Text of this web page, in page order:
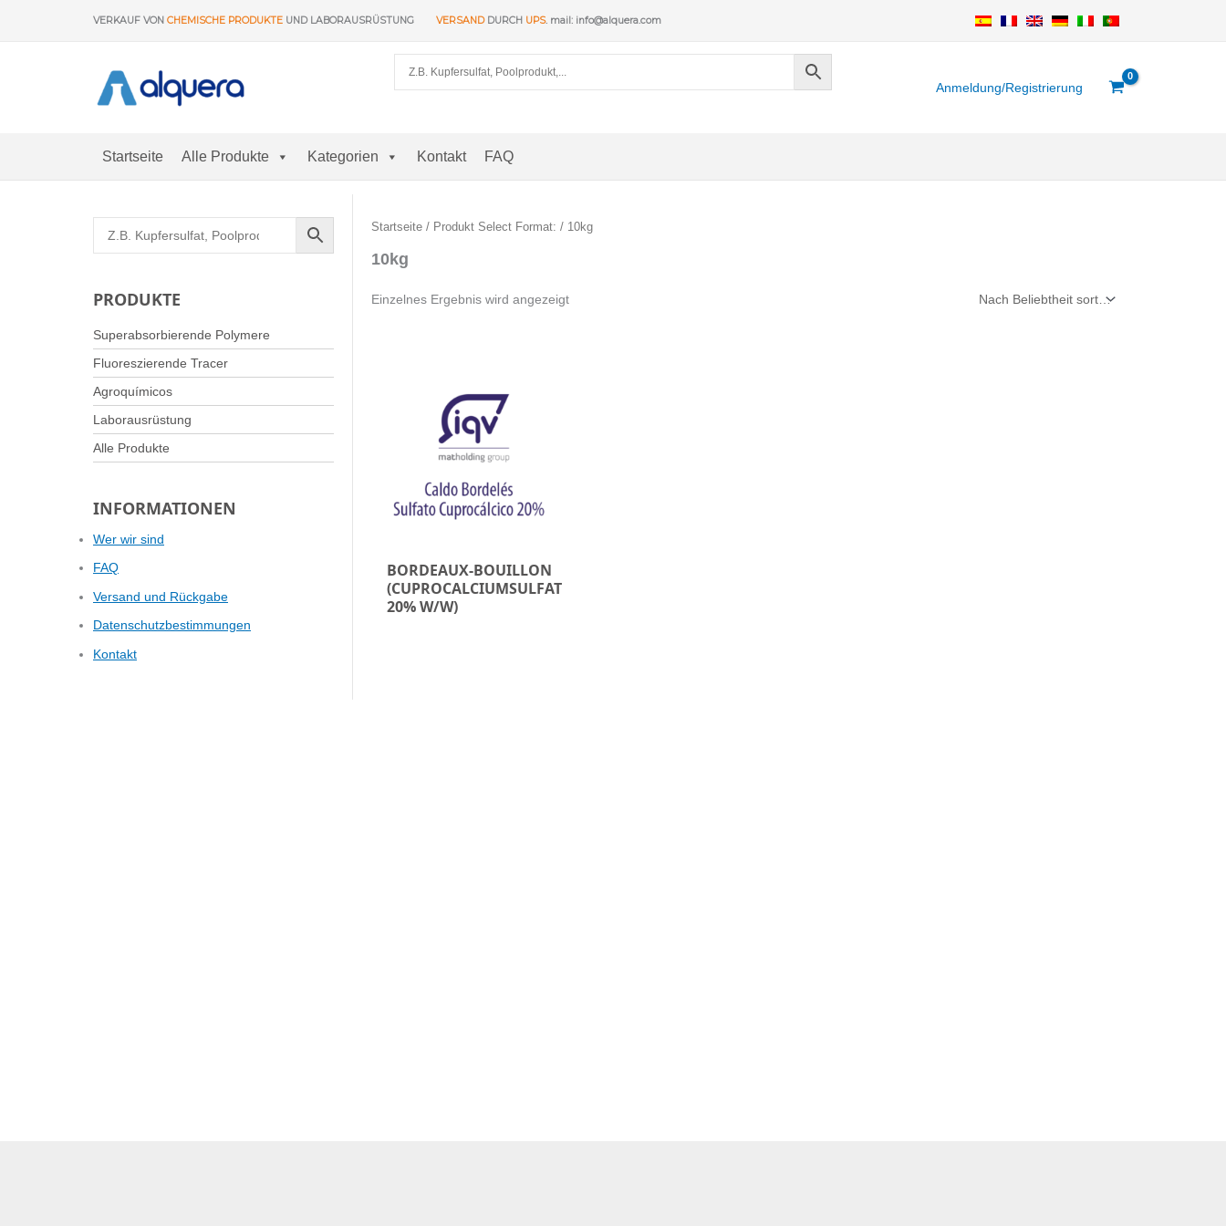
VERKAUF VON CHEMISCHE PRODUKTE UND LABORAUSRÜSTUNG VERSANDDURCH UPS. mail: info@alquera.com
Anmeldung/Registrierung
Startseite Alle Produkte Kategorien Kontakt FAQ
PRODUKTE
Superabsorbierende Polymere
Fluoreszierende Tracer
Agroquímicos
Laborausrüstung
Alle Produkte
INFORMATIONEN
Wer wir sind
FAQ
Versand und Rückgabe
Datenschutzbestimmungen
Kontakt
Startseite / Produkt Select Format: / 10kg
10kg
Einzelnes Ergebnis wird angezeigt
BORDEAUX-BOUILLON
(CUPROCALCIUMSULFAT
20% W/W)